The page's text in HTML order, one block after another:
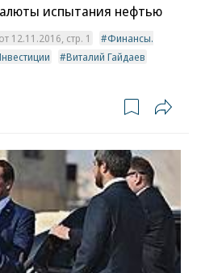
испытания нефтью
12.11.2016, стр. 1
Финансы.
Виталий Гайдаев